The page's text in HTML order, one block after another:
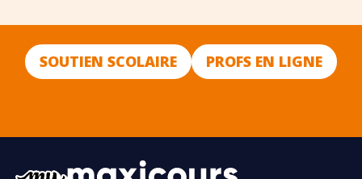
SOUTIEN SCOLAIRE PROFS EN LIGNE